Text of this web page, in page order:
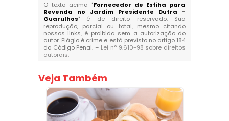
O texto acima "Fornecedor de Esfiha para
Revenda no Jardim Presidente Dutra -
Guarulhos" é de direito reservado. Sua
reprodução, parcial ou total, mesmo citando
nossos links, é proibida sem a autorização do
autor. Plágio é crime e está previsto no artigo 184
do Código Penal. – Lei n° 9.610-98 sobre direitos
autorais.
Veja Também